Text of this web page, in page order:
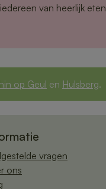
van heerlijk eten
op Geul en Hulsberg.
vragen
ons